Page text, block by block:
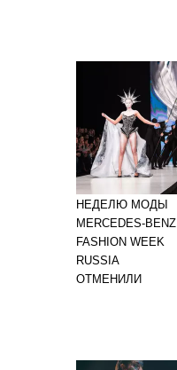
НЕДЕЛЮ МОДЫ
MERCEDES-BENZ
FASHION WEEK
RUSSIA
ОТМЕНИЛИ